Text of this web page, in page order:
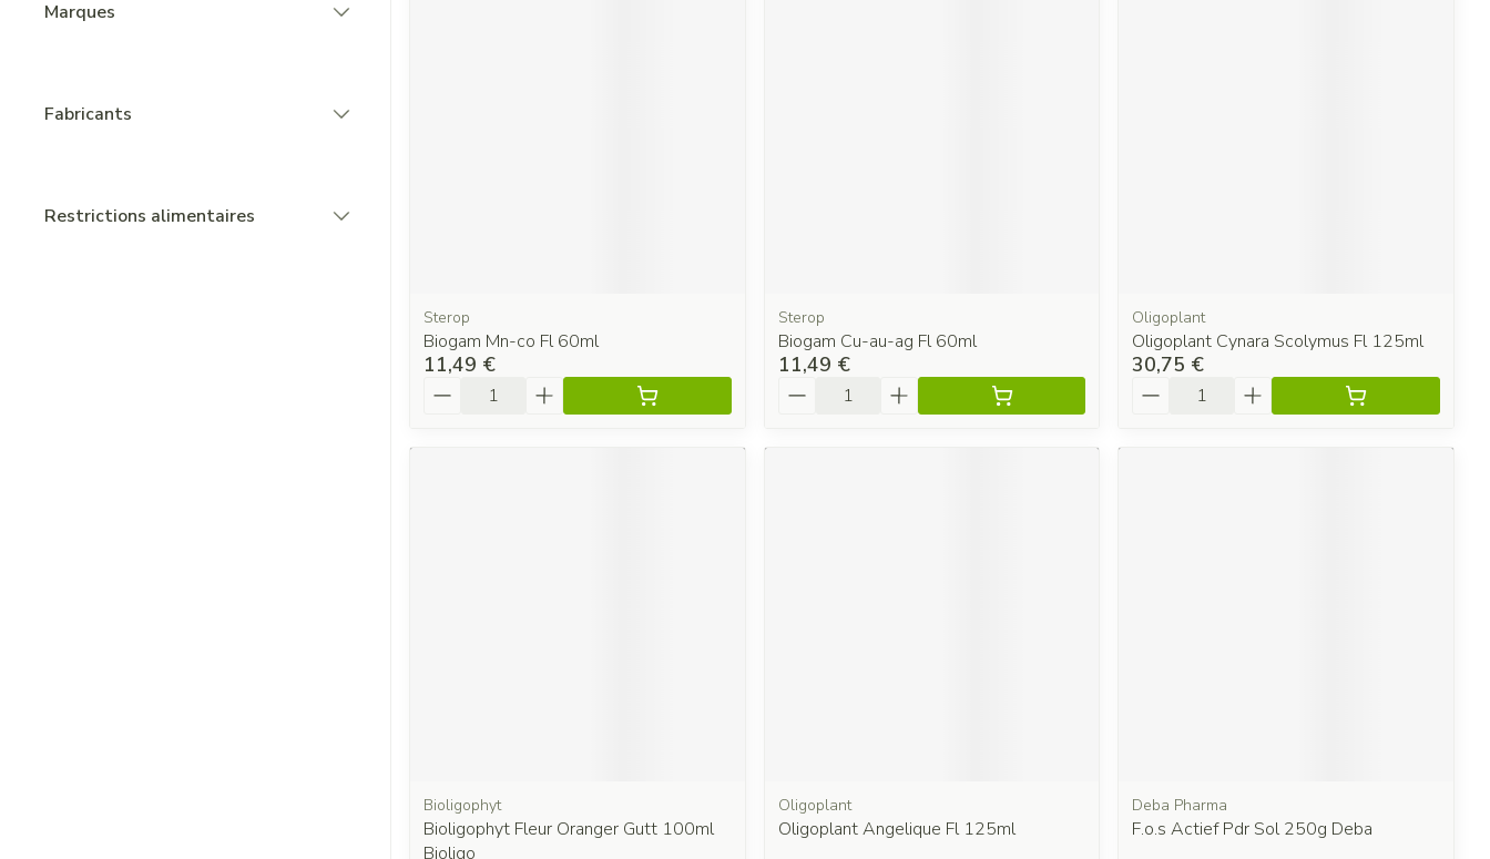
Marques
Fabricants
Restrictions alimentaires
Sterop
Biogam Mn-co Fl 60ml
11,49 €
Quantité
Sterop
Biogam Cu-au-ag Fl 60ml
11,49 €
Quantité
Oligoplant
Oligoplant Cynara Scolymus Fl 125ml
30,75 €
Quantité
Bioligophyt
Bioligophyt Fleur Oranger Gutt 100ml
Bioligo
Oligoplant
Oligoplant Angelique Fl 125ml
Deba Pharma
F.o.s Actief Pdr Sol 250g Deba